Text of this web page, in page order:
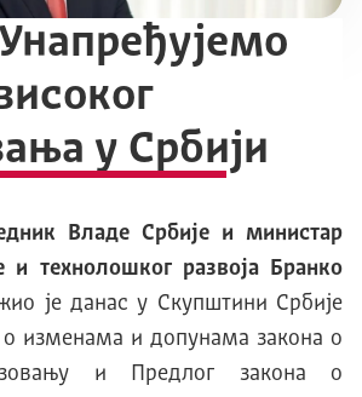
у Србији
Владе Србије и министар
и технолошког развоја Бранко
је данас у Скупштини Србије
о изменама и допунама закона о
и Предлог закона о